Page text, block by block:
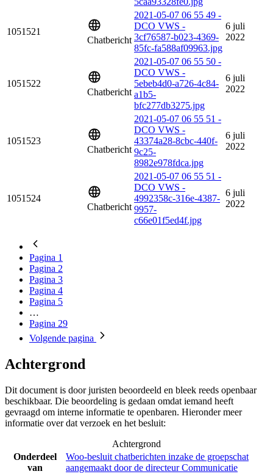
1051521
Chatbericht
2021-05-07 06 55 49 -
DCO VWS -
3cf76587-b023-4369-
85fc-fa588af09963.jpg
6 juli
2022
1051522
Chatbericht
2021-05-07 06 55 50 -
DCO VWS -
5ebeb4d0-a726-4c84-
a1b5-
bfc277db3275.jpg
6 juli
2022
1051523
Chatbericht
2021-05-07 06 55 51 -
DCO VWS -
43374a28-8cbc-440f-
9c25-
8982e978fdca.jpg
6 juli
2022
1051524
Chatbericht
2021-05-07 06 55 51 -
DCO VWS -
4992358c-316e-4387-
9957-
c66e01f5ed4f.jpg
6 juli
2022
Pagina 1
Pagina 2
Pagina 3
Pagina 4
Pagina 5
…
Pagina 29
Volgende pagina
Achtergrond
Dit document is door juristen beoordeeld en bleek reeds openbaar
beschikbaar. Die beoordeling is gedaan omdat iemand heeft
gevraagd om interne informatie te openbaren. Hieronder meer
informatie over dat verzoek en het besluit:
Achtergrond
Onderdeel
van
Woo-besluit chatberichten inzake de groepschat
aangemaakt door de directeur Communicatie